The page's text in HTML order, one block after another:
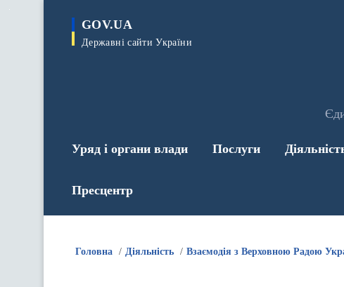
GOV.UA
Державні сайти України
Уряд і органи влади Послуги
Пресцентр
Головна Діяльність Взаємодія з Верховною Радою